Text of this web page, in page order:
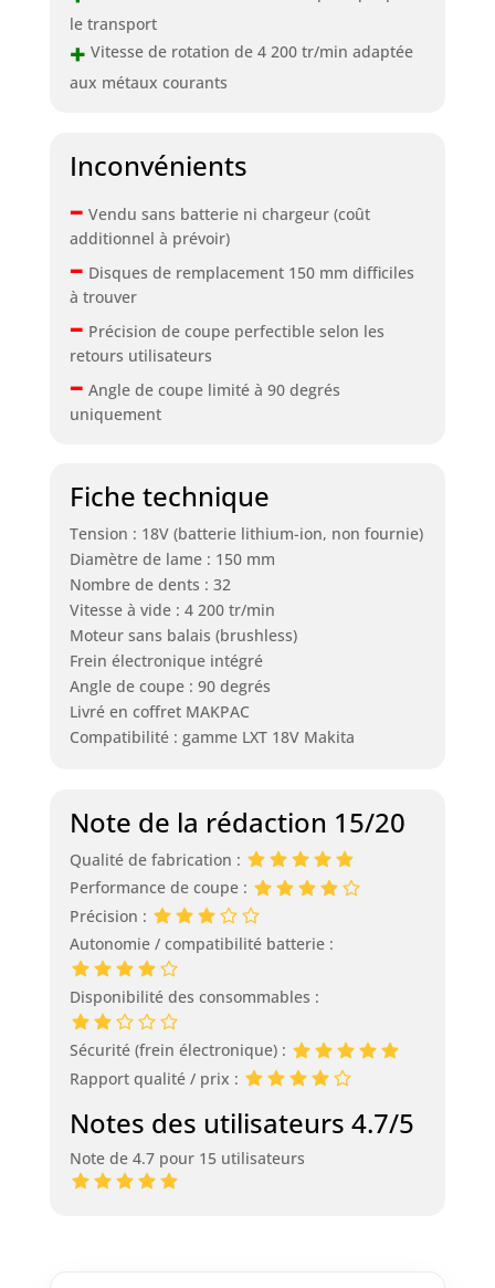
le transport
+ Vitesse de rotation de 4 200 tr/min adaptée
aux métaux courants
Inconvénients
– Vendu sans batterie ni chargeur (coût
additionnel à prévoir)
– Disques de remplacement 150 mm difficiles
à trouver
– Précision de coupe perfectible selon les
retours utilisateurs
– Angle de coupe limité à 90 degrés
uniquement
Fiche technique
Tension : 18V (batterie lithium-ion, non fournie)
Diamètre de lame : 150 mm
Nombre de dents : 32
Vitesse à vide : 4 200 tr/min
Moteur sans balais (brushless)
Frein électronique intégré
Angle de coupe : 90 degrés
Livré en coffret MAKPAC
Compatibilité : gamme LXT 18V Makita
Note de la rédaction 15/20
Qualité de fabrication :
Performance de coupe :
Précision :
Autonomie / compatibilité batterie :
Disponibilité des consommables :
Sécurité (frein électronique) :
Rapport qualité / prix :
Notes des utilisateurs 4.7/5
Note de 4.7 pour 15 utilisateurs